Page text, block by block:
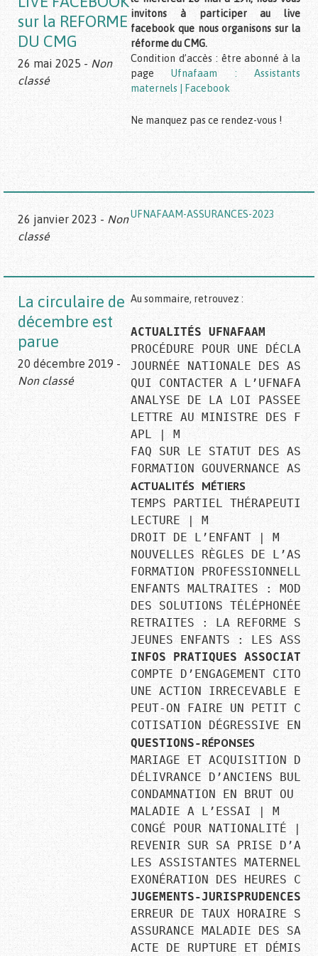
sur la REFORME
DU CMG
26 mai 2025 - Non
classé
invitons à participer au live
facebook que nous organisons sur la
réforme du CMG.
Condition d’accès : être abonné à la
pageUfnafaam : Assistants
maternels | Facebook
Ne manquez pas ce rendez-vous !
26 janvier 2023 - Non
classé
UFNAFAAM-ASSURANCES-2023
La circulaire de
décembre est
parue
20 décembre 2019 -
Non classé
Au sommaire, retrouvez :
ACTUALITÉS UFNAFAAM
PROCÉDURE POUR UNE
JOURNÉE NATIONALE DES
QUI CONTACTER A
ANALYSE DE LA LOI PASSEE
LETTRE AU MINISTRE DES
APL ∣ M
FAQ SUR LE STATUT DES
ACTUALITÉS MÉTIERS
TEMPS PARTIEL
LECTURE ∣ M
DROIT DE L’ENFANT ∣ M
NOUVELLES RÈGLES DE
FORMATION PROFESSIONNELLE
ENFANTS MALTRAITES :
DES SOLUTIONS
RETRAITES : LA REFORME
INFOS PRATIQUES
COMPTE D’ENGAGEMENT
UNE ACTION IRRECEVABLE
PEUT-ON FAIRE UN PETIT
QUESTIONS-RÉPONSES
MARIAGE ET ACQUISITION DE
DÉLIVRANCE D’ANCIENS
CONDAMNATION EN BRUT OU
MALADIE A L’ESSAI ∣ M
CONGÉ POUR NATIONALITÉ ∣ M
REVENIR SUR SA PRISE
LES ASSISTANTES
JUGEMENTS-JURISPRUDENCES
ERREUR DE TAUX HORAIRE
ASSURANCE MALADIE DES
ACTE DE RUPTURE ET